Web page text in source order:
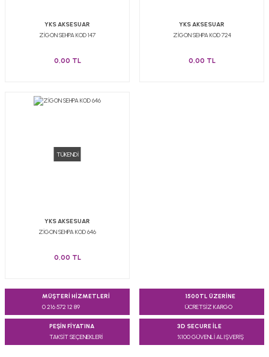
YKS AKSESUAR
ZİGON SEHPA KOD 147
0,00 TL
YKS AKSESUAR
ZİGON SEHPA KOD 724
0,00 TL
TÜKENDİ
YKS AKSESUAR
ZİGON SEHPA KOD 646
0,00 TL
MÜŞTERİ HİZMETLERİ
0 216 572 12 89
1500TL ÜZERİNE
ÜCRETSİZ KARGO
PEŞİN FİYATINA
TAKSİT SEÇENEKLERİ
3D SECURE İLE
%100 GÜVENLİ ALIŞVERİŞ